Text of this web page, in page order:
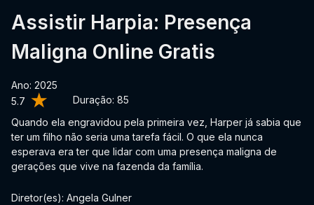
5.7 Duração: 85
Assistir Harpia: Presença
Maligna Online Gratis
Ano: 2025
Quando ela engravidou pela primeira vez, Harper já sabia que
ter um filho não seria uma tarefa fácil. O que ela nunca
esperava era ter que lidar com uma presença maligna de
gerações que vive na fazenda da família.
Diretor(es): Angela Gulner